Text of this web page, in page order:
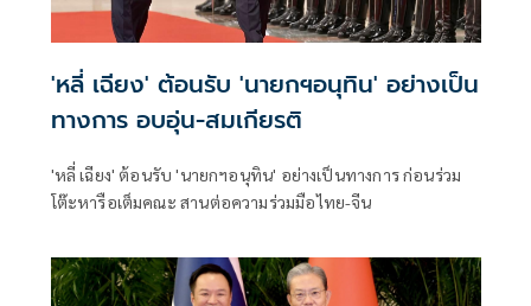
'หลี่ เฉียง' ต้อนรับ 'นายกฯอนุทิน' อย่างเป็น
ทางการ อบอุ่น-สมเกียรติ
'หลี่ เฉียง' ต้อนรับ 'นายกฯอนุทิน' อย่างเป็นทางการ ก่อนร่วม
โต๊ะหารือเต็มคณะ สานต่อความร่วมมือไทย-จีน